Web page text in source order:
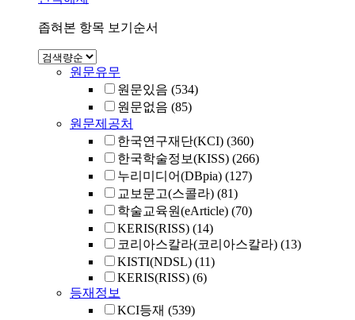
좁혀본 항목 보기순서
원문유무
원문있음 (534)
원문없음 (85)
원문제공처
한국연구재단(KCI) (360)
한국학술정보(KISS) (266)
누리미디어(DBpia) (127)
교보문고(스콜라) (81)
학술교육원(eArticle) (70)
KERIS(RISS) (14)
코리아스칼라(코리아스칼라) (13)
KISTI(NDSL) (11)
KERIS(RISS) (6)
등재정보
KCI등재 (539)